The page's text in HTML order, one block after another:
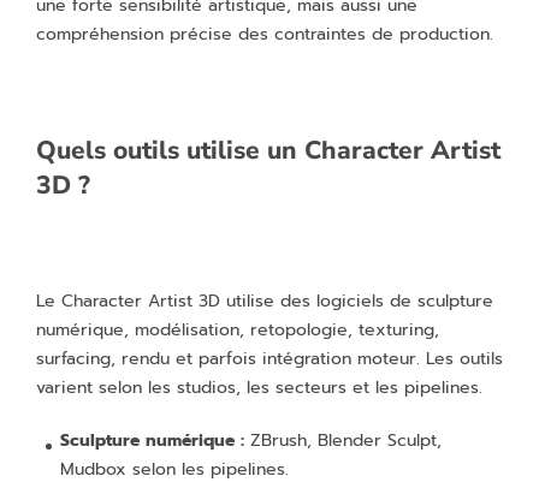
une forte sensibilité artistique, mais aussi une
compréhension précise des contraintes de production.
Quels outils utilise un Character Artist
3D ?
Le Character Artist 3D utilise des logiciels de sculpture
numérique, modélisation, retopologie, texturing,
surfacing, rendu et parfois intégration moteur. Les outils
varient selon les studios, les secteurs et les pipelines.
Sculpture numérique : ZBrush, Blender Sculpt,
Mudbox selon les pipelines.